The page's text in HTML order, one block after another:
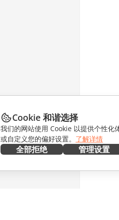
Cookie 和谐选择
我们的网站使用 Cookie 以提供个性化
或自定义您的偏好设置。 了解详情
全部拒绝 管理设置